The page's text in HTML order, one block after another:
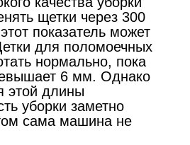
щетки через 300
показатель может
для поломоечных
нормально, пока
6 мм. Однако
этой длины
уборки заметно
сама машина не